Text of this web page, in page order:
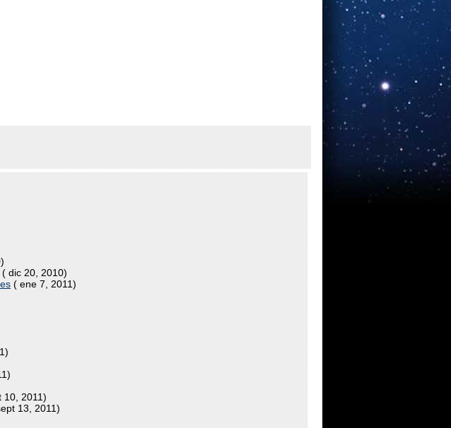
( dic 20, 2010)
( ene 7, 2011)
10, 2011)
13, 2011)